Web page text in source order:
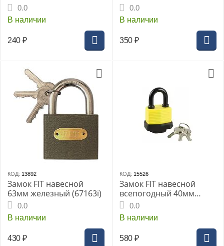
0.0
В наличии
240 ₽
0.0
В наличии
350 ₽
КОД: 13892
Замок FIT навесной
63мм железный (67163i)
0.0
В наличии
430 ₽
КОД: 15526
Замок FIT навесной
всепогодный 40мм
(67191i)
0.0
В наличии
580 ₽